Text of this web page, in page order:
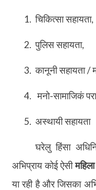
1. चिकित्सा सहायता,
2. पुलिस सहायता,
3. कानूनी सहायता /
4. मनो-सामाजिकं
5. अस्थायी सहायता
घरेलु हिंसा
अभिप्राय कोई ऐसीमहिला
या रही है और जिसका